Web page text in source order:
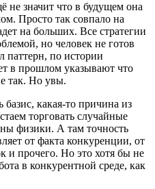
не значит что в будущем она
Просто так совпало на
на больших. Все стратегии
но человек не готов
паттерн, по истории
в прошлом указывают что
так. Но увы.
базис, какая-то причина из
торговать случайные
физики. А там точность
от факта конкуренции, от
и прочего. Но это хотя бы не
в конкурентной среде, как